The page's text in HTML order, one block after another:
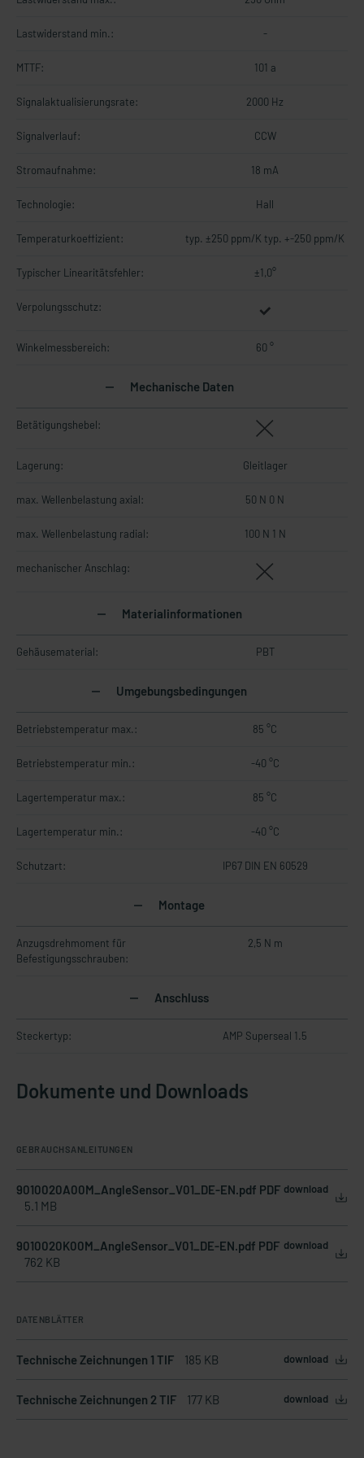
Lastwiderstand min.: -
MTTF: 101 a
Signalaktualisierungsrate: 2000 Hz
Signalverlauf: CCW
Stromaufnahme: 18 mA
Technologie: Hall
Temperaturkoeffizient: typ. ±250 ppm/K typ. +-250 ppm/K
Typischer Linearitätsfehler: ±1,0°
Verpolungsschutz:
Winkelmessbereich: 60 °
Mechanische Daten
Betätigungshebel:
Lagerung: Gleitlager
max. Wellenbelastung axial: 50 N 0 N
max. Wellenbelastung radial: 100 N 1 N
mechanischer Anschlag:
Materialinformationen
Gehäusematerial: PBT
Umgebungsbedingungen
Betriebstemperatur max.: 85 °C
Betriebstemperatur min.: -40 °C
Lagertemperatur max.: 85 °C
Lagertemperatur min.: -40 °C
Schutzart: IP67 DIN EN 60529
Montage
Anzugsdrehmoment für
Befestigungsschrauben:
2,5 N m
Anschluss
Steckertyp: AMP Superseal 1.5
Dokumente und Downloads
GEBRAUCHSANLEITUNGEN
9010020A00M_AngleSensor_V01_DE-EN.pdf PDF
5.1 MB
download
9010020K00M_AngleSensor_V01_DE-EN.pdf PDF
762 KB
download
DATENBLÄTTER
Technische Zeichnungen 1 TIF 185 KB download
Technische Zeichnungen 2 TIF 177 KB download